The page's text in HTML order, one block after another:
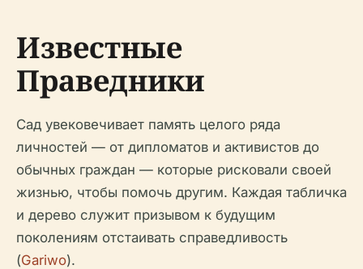
Известные
Праведники
Сад увековечивает память целого ряда
личностей — от дипломатов и активистов до
обычных граждан — которые рисковали своей
жизнью, чтобы помочь другим. Каждая табличка
и дерево служит призывом к будущим
поколениям отстаивать справедливость
(Gariwo).